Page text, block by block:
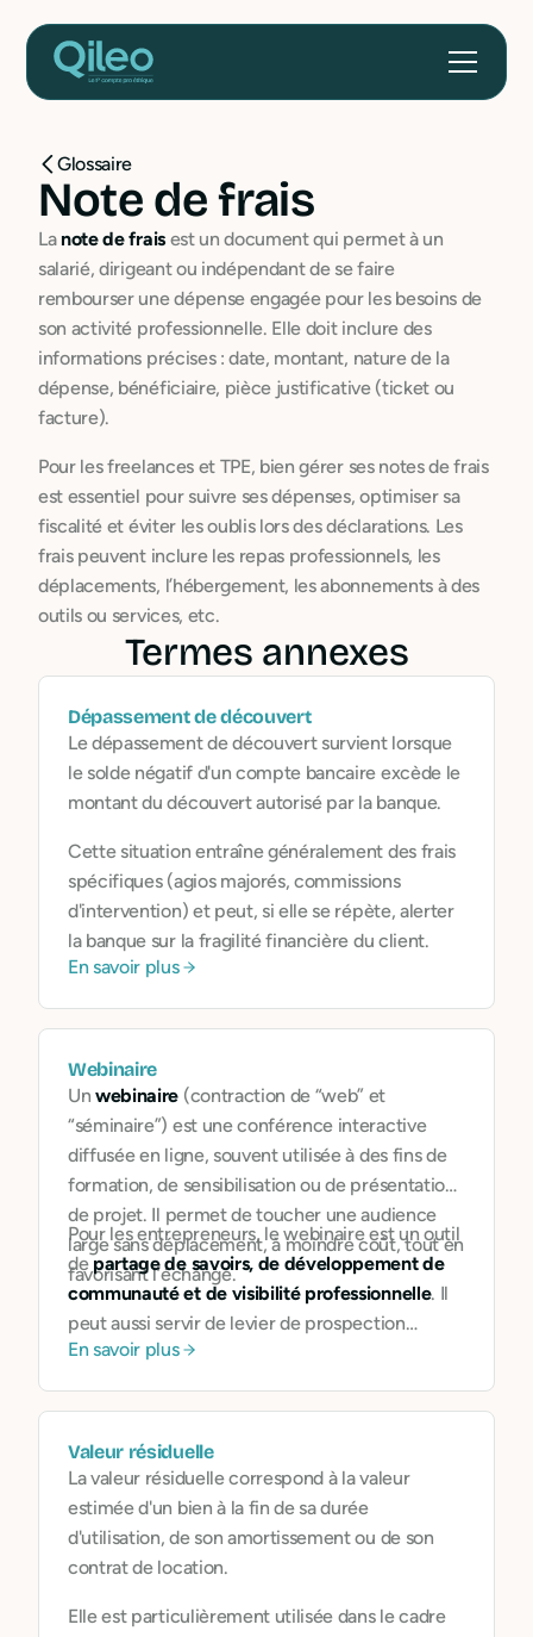
Glossaire
Note de frais
Lanote de fraisest un document qui permet à un
salarié, dirigeant ou indépendant de se faire
rembourser une dépense engagée pour les besoins de
son activité professionnelle. Elle doit inclure des
informations précises : date, montant, nature de la
dépense, bénéficiaire, pièce justificative (ticket ou
facture).
Pour les freelances et TPE, bien gérer ses notes de frais
est essentiel pour suivre ses dépenses, optimiser sa
fiscalité et éviter les oublis lors des déclarations. Les
frais peuvent inclure les repas professionnels, les
déplacements, l’hébergement, les abonnements à des
outils ou services, etc.
Termes annexes
Dépassement de découvert
Le dépassement de découvert survient lorsque
le solde négatif d'un compte bancaire excède le
montant du découvert autorisé par la banque.
Cette situation entraîne généralement des frais
spécifiques (agios majorés, commissions
d'intervention) et peut, si elle se répète, alerter
la banque sur la fragilité financière du client.
En savoir plus
Webinaire
Unwebinaire (contraction de “web” et
“séminaire”) est une conférence interactive
diffusée en ligne, souvent utilisée à des fins de
formation, de sensibilisation ou de présentation
de projet. Il permet de toucher une audience
large sans déplacement, à moindre coût, tout en
favorisant l’échange.
Pour les entrepreneurs, le webinaire est un outil
departage de savoirs, de développement de
communauté et de visibilité professionnelle. Il
peut aussi servir de levier de prospection
responsable ou de démonstration d’expertise.
En savoir plus
Valeur résiduelle
La valeur résiduelle correspond à la valeur
estimée d'un bien à la fin de sa durée
d'utilisation, de son amortissement ou de son
contrat de location.
Elle est particulièrement utilisée dans le cadre